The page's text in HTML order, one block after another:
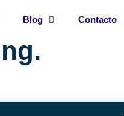
Blog Contacto